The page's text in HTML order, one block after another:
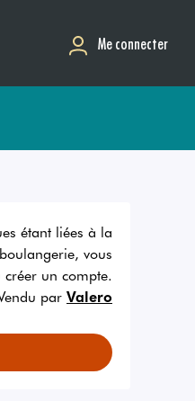
Me connecter
étant liées à la
vous
créer un compte.
par Valero